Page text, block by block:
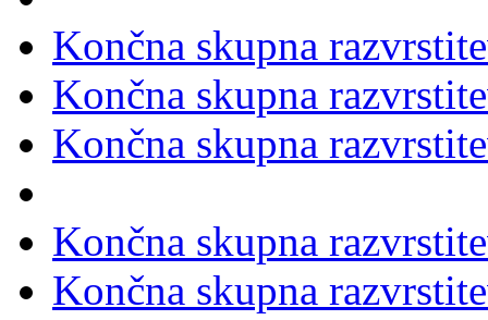
Končna skupna
Končna skupna
Končna skupna
Končna skupna
Končna skupna